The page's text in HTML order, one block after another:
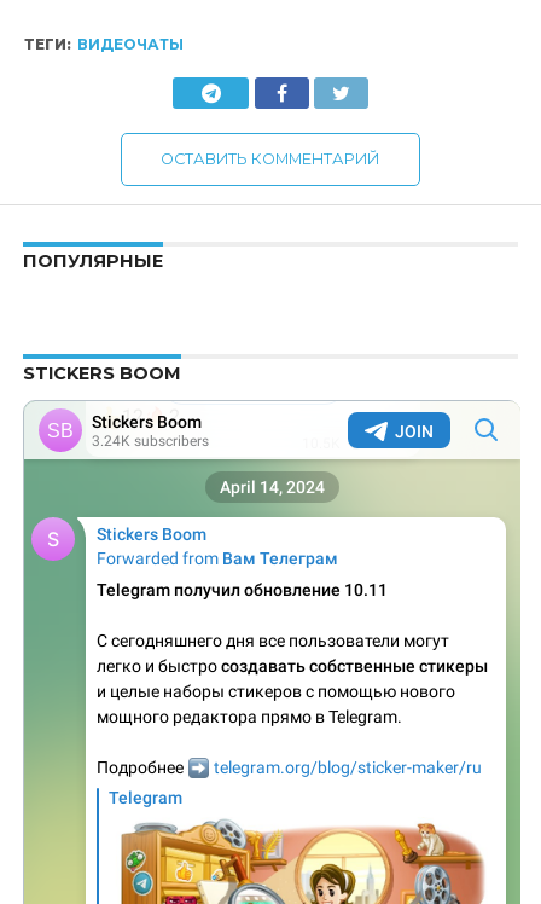
ТЕГИ: ВИДЕОЧАТЫ
ОСТАВИТЬ КОММЕНТАРИЙ
ПОПУЛЯРНЫЕ
STICKERS BOOM